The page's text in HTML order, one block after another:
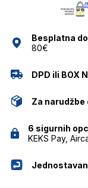
TRUSSARDI
Besplatna
80€
DPD ili BOX
Za narudžbe
6 sigurnih
KEKS Pay,